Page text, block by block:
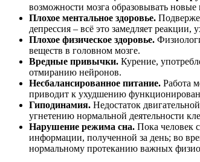
возможности мозга образовывать
Плохое ментальное здоровье.
депрессия – всё это замедляет
Плохое физическое здоровье.
веществ в головном мозге.
Вредные привычки. Курение,
отмиранию нейронов.
Несбалансированное питание. Работа
приводит к ухудшению
Гиподинамия. Недостаток
угнетению нормальной деятельности
Нарушение режима сна. Пока человек
информации, полученной за день; во
нормальному протеканию важных